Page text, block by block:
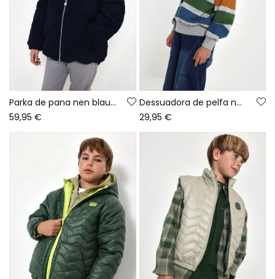
Parka de pana nen blau marí amb cremallera
59,95 €
Dessuadora de pelfa nen gris vigoré llistada multicolor
29,95 €